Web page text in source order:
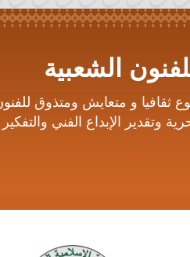
الشعبية
ثقافيا و متعايش ومتذوق
وتقدير الإبداع الفني